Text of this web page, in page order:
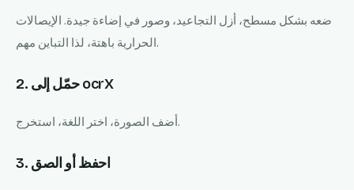
ضعه بشكل مسطح، أزل التجاعيد، وصور في إضاءة جيدة. الإيصالات
الحرارية باهتة، لذا التباين مهم.
2. حمّل إلى ocrX
أضف الصورة، اختر اللغة، استخرج.
3. احفظ أو الصق